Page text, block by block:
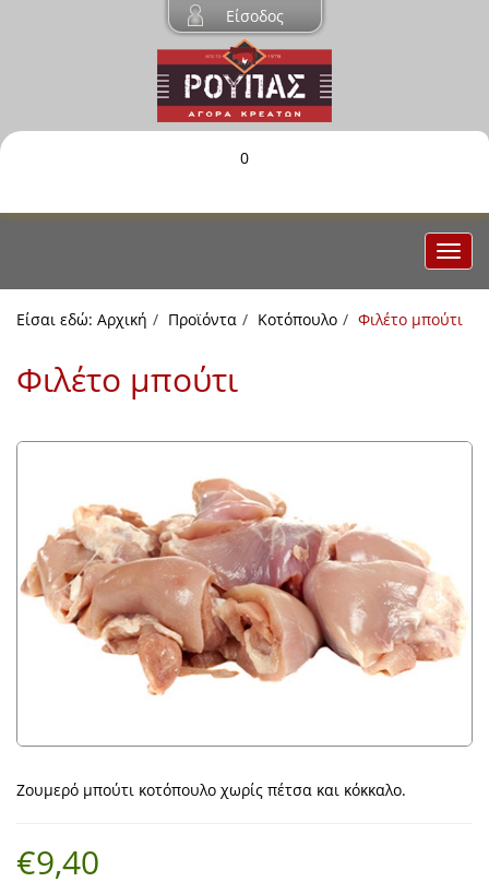
Είσοδος
0
Είσαι εδώ: Αρχική Προϊόντα Κοτόπουλο Φιλέτο μπούτι
Φιλέτο μπούτι
Ζουμερό μπούτι κοτόπουλο χωρίς πέτσα και κόκκαλο.
€9,40